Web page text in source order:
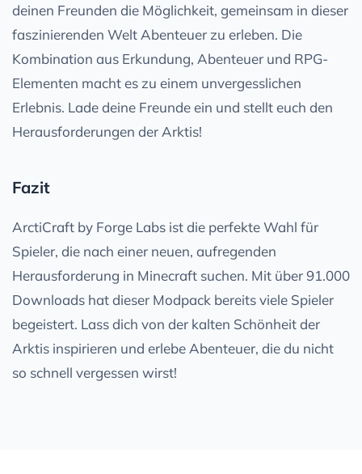
deinen Freunden die Möglichkeit, gemeinsam in dieser
faszinierenden Welt Abenteuer zu erleben. Die
Kombination aus Erkundung, Abenteuer und RPG-
Elementen macht es zu einem unvergesslichen
Erlebnis. Lade deine Freunde ein und stellt euch den
Herausforderungen der Arktis!
Fazit
ArctiCraft by Forge Labs ist die perfekte Wahl für
Spieler, die nach einer neuen, aufregenden
Herausforderung in Minecraft suchen. Mit über 91.000
Downloads hat dieser Modpack bereits viele Spieler
begeistert. Lass dich von der kalten Schönheit der
Arktis inspirieren und erlebe Abenteuer, die du nicht
so schnell vergessen wirst!